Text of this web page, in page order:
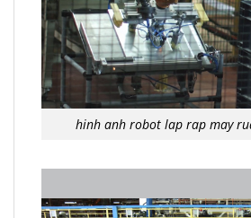
hinh anh robot lap rap may